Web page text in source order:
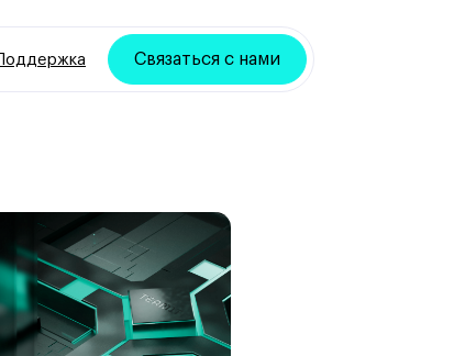
Связаться с нами
Поддержка